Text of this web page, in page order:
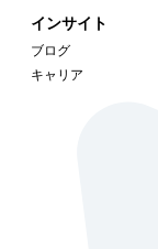
インサイト
ブログ
キャリア